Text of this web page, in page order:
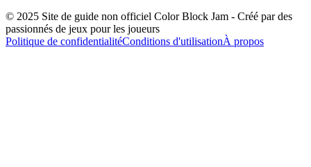
© 2025 Site de guide non officiel Color Block Jam - Créé par des
passionnés de jeux pour les joueurs
Politique de confidentialitéConditions d'utilisationÀ propos